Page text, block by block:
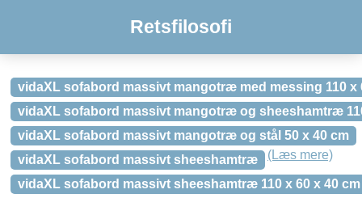
Retsfilosofi
vidaXL sofabord massivt mangotræ med messing 110 x
vidaXL sofabord massivt mangotræ og sheeshamtræ
vidaXL sofabord massivt mangotræ og stål 50 x 40 cm
vidaXL sofabord massivt sheeshamtræ
vidaXL sofabord massivt sheeshamtræ 110 x 60 x 40 cm
(Læs mere)